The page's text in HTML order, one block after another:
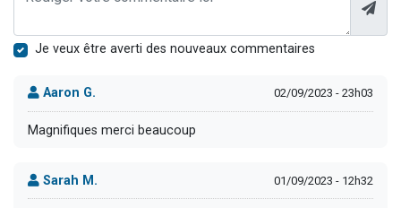
Je veux être averti des nouveaux commentaires
Aaron G. 02/09/2023 - 23h03
Magnifiques merci beaucoup
Sarah M. 01/09/2023 - 12h32